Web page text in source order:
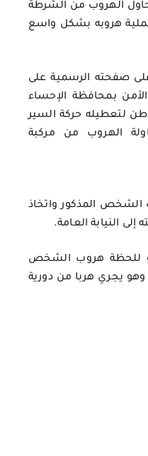
الهروب من الشرطة
هروبه بشكل واسع
صفحته الرسمية على
بمحافظة الإحساء
لتعطيله حركة السير
الهروب من مركبة
الشخص المذكور واتخاذ
إلى النيابة العامة.
للحظة هروب الشخص
وهو يجري هربا من دورية